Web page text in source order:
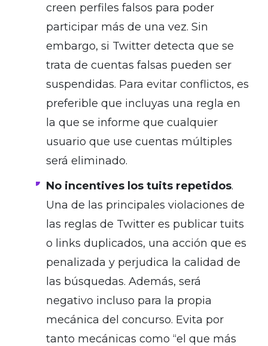
creen perfiles falsos para poder
participar más de una vez. Sin
embargo, si Twitter detecta que se
trata de cuentas falsas pueden ser
suspendidas. Para evitar conflictos, es
preferible que incluyas una regla en
la que se informe que cualquier
usuario que use cuentas múltiples
será eliminado.
No incentives los tuits repetidos.
Una de las principales violaciones de
las reglas de Twitter es publicar tuits
o links duplicados, una acción que es
penalizada y perjudica la calidad de
las búsquedas. Además, será
negativo incluso para la propia
mecánica del concurso. Evita por
tanto mecánicas como “el que más